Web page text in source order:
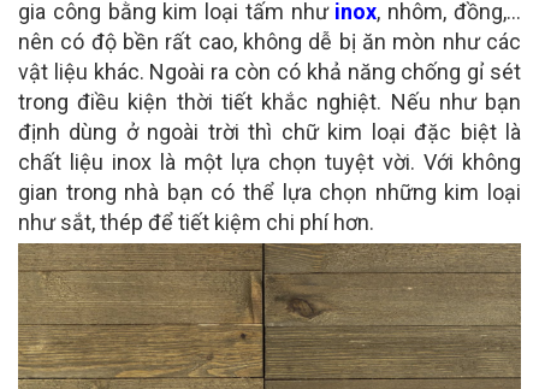
gia công bằng kim loại tấm như inox, nhôm, đồng,…
nên có độ bền rất cao, không dễ bị ăn mòn như các
vật liệu khác. Ngoài ra còn có khả năng chống gỉ sét
trong điều kiện thời tiết khắc nghiệt. Nếu như bạn
định dùng ở ngoài trời thì chữ kim loại đặc biệt là
chất liệu inox là một lựa chọn tuyệt vời. Với không
gian trong nhà bạn có thể lựa chọn những kim loại
như sắt, thép để tiết kiệm chi phí hơn.